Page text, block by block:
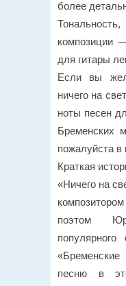
более
композиции
для гитары
Если вы
ничего на
ноты песен
Бременских
пожалуйста в
Краткая
«Ничего на
поэтом
популярного
песню в